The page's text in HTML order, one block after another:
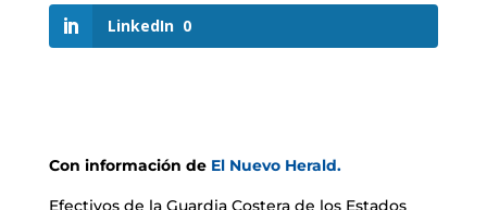
LinkedIn 0
Con información deEl Nuevo Herald.
Efectivos de la Guardia Costera de los Estados